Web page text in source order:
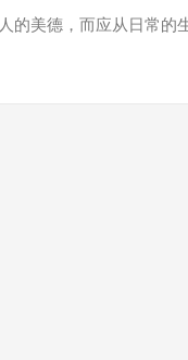
的美德，而应从日常的